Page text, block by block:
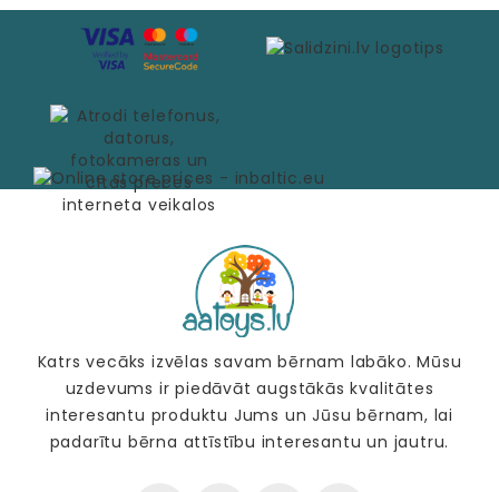
Katrs vecāks izvēlas savam bērnam labāko. Mūsu
uzdevums ir piedāvāt augstākās kvalitātes
interesantu produktu Jums un Jūsu bērnam, lai
padarītu bērna attīstību interesantu un jautru.